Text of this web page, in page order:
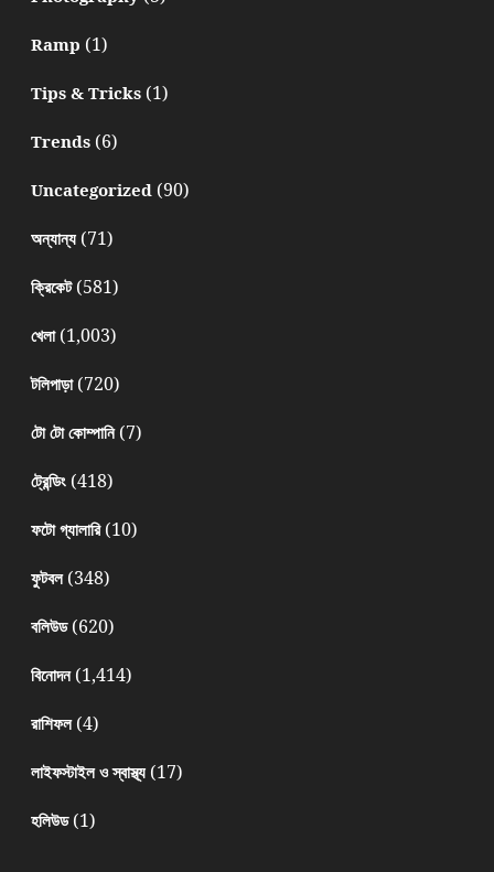
Ramp (1)
Tips & Tricks(1)
Trends(6)
Uncategorized(90)
অন্যান্য(71)
ক্রিকেট(581)
খেলা(1,003)
টলিপাড়া(720)
টো টো কোম্পানি(7)
ট্রেন্ডিং(418)
ফটো গ্যালারি(10)
ফুটবল(348)
বলিউড(620)
বিনোদন(1,414)
রাশিফল(4)
লাইফস্টাইল ও স্বাস্থ্য(17)
হলিউড(1)